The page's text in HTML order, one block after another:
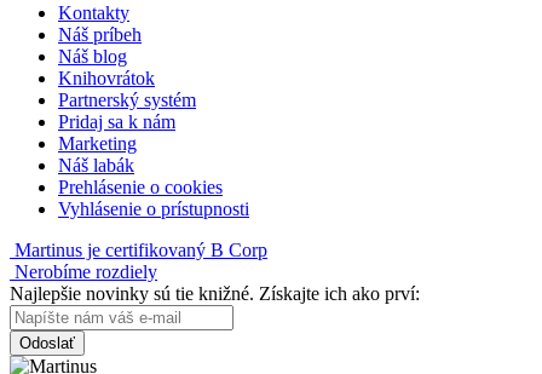
Kontakty
Náš príbeh
Náš blog
Knihovrátok
Partnerský systém
Pridaj sa k nám
Marketing
Náš labák
Prehlásenie o cookies
Vyhlásenie o prístupnosti
Martinus je certifikovaný B Corp
Nerobíme rozdiely
Najlepšie novinky sú tie knižné. Získajte ich ako prví:
Odoslať